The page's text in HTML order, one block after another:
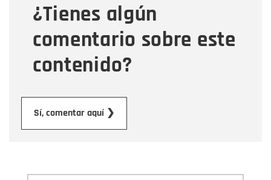
¿Tienes algún
comentario sobre este
contenido?
Sí, comentar aquí ❯
Mensaje